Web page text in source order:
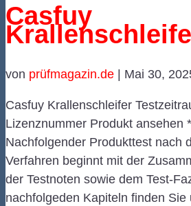
Casfuy
von prüfmagazin.de Mai 30,
Casfuy Krallenschleifer
Lizenznummer Produkt ansehen
Nachfolgender Produkttest nach
Verfahren beginnt mit der
der Testnoten sowie dem Test-
nachfolgeden Kapiteln finden Sie